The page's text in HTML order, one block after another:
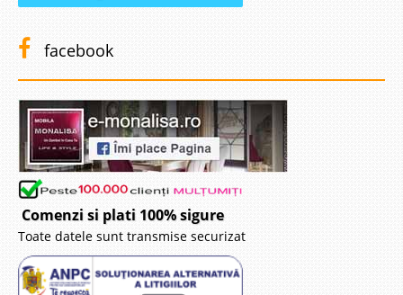
facebook
Comenzi si plati 100% sigure
Toate datele sunt transmise securizat